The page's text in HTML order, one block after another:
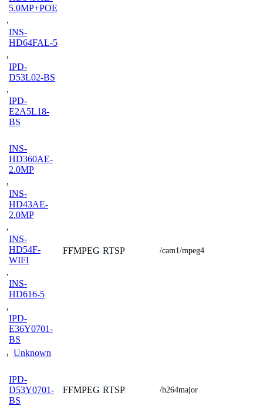
5.0MP+POE
,
INS-
HD64FAL-5
,
IPD-
D53L02-BS
,
IPD-
E2A5L18-
BS
INS-
HD360AE-
2.0MP
,
INS-
HD43AE-
2.0MP
,
INS-
HD54F-
WIFI
,
INS-
HD616-5
,
IPD-
E36Y0701-
BS
, Unknown
FFMPEG RTSP /cam1/mpeg4
IPD-
D53Y0701-
BS
FFMPEG RTSP /h264major